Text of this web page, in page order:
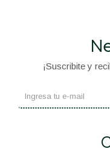
¡Suscribite y